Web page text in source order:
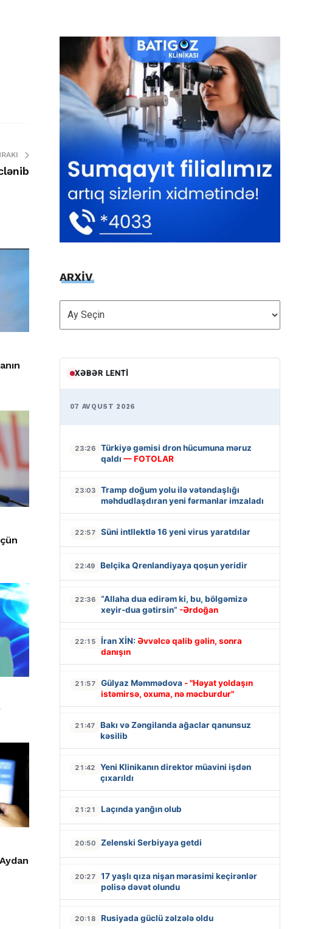
ARXİV
ARXİV
XƏBƏR LENTI
07 AVQUST 2026
23:26
Türkiyə gəmisi dron hücumuna məruz
qaldı — FOTOLAR
23:03
Tramp doğum yolu ilə vətəndaşlığı
məhdudlaşdıran yeni fərmanlar imzaladı
22:57 Süni intllektlə 16 yeni virus yaratdılar
22:49 Belçika Qrenlandiyaya qoşun yeridir
22:36
“Allaha dua edirəm ki, bu, bölgəmizə
xeyir-dua gətirsin” -Ərdoğan
22:15 İran XİN: Əvvəlcə qalib gəlin, sonra
danışın
21:57 Gülyaz Məmmədova - "Həyat yoldaşın
istəmirsə, oxuma, nə məcburdur"
21:47
Bakı və Zəngilanda ağaclar qanunsuz
kəsilib
21:42
Yeni Klinikanın direktor müavini işdən
çıxarıldı
21:21 Laçında yanğın olub
20:50 Zelenski Serbiyaya getdi
20:27
17 yaşlı qıza nişan mərasimi keçirənlər
polisə dəvət olundu
20:18 Rusiyada güclü zəlzələ oldu